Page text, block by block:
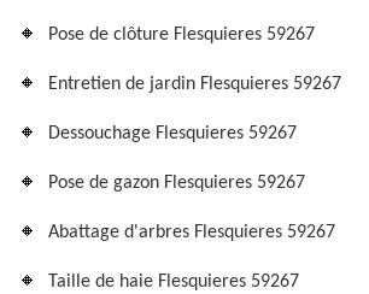
Pose de clôture Flesquieres 59267
Entretien de jardin Flesquieres 59267
Dessouchage Flesquieres 59267
Pose de gazon Flesquieres 59267
Abattage d'arbres Flesquieres 59267
Taille de haie Flesquieres 59267